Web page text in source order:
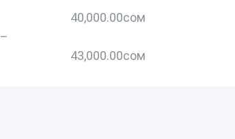
40,000.00сом
–
43,000.00сом